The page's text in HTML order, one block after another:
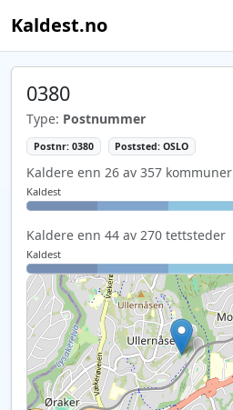
Kaldest.no
0380
Type: Postnummer
Postnr: 0380 Poststed: OSLO
Kaldere enn 26 av 357 kommuner
Kaldest
Kaldere enn 44 av 270 tettsteder
Kaldest